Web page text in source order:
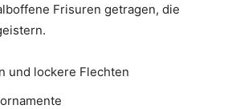
Frisuren getragen, die
und lockere Flechten